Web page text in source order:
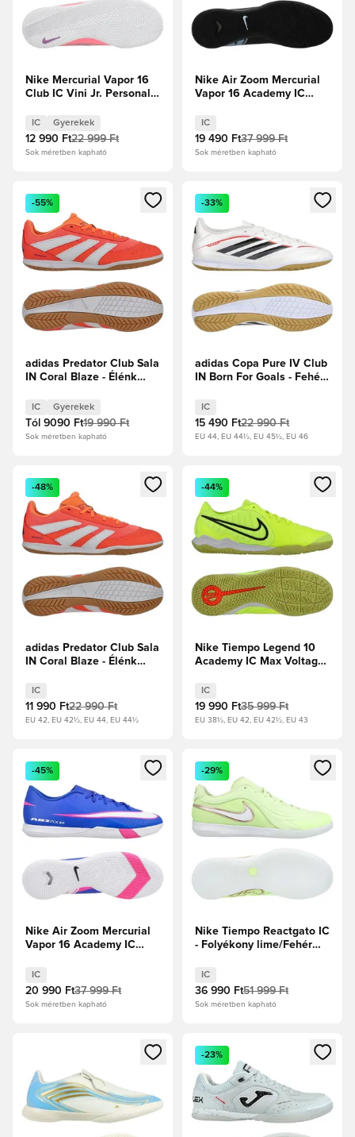
Nike Mercurial Vapor 16
Club IC Vini Jr. Personal
energia/Old Royal Gyerek
IC Gyerekek
12 990 Ft22 999 Ft
Sok méretben kapható
Nike Air Zoom Mercurial
Vapor 16 Academy IC
IC
19 490 Ft37 999 Ft
Sok méretben kapható
Megnyit egy modált a bejelentkezéshez vagy a tagként
-55%
adidas Predator Club Sala
IN Coral Blaze - Élénk
cipők/Ragyogó narancs
Gyerek
IC Gyerekek
Tól 9090 Ft19 990 Ft
Sok méretben kapható
Megnyit egy modált a
-33%
adidas Copa Pure IV Club
IN Born For Goals - Fehér
Black/Élénkpiros
IC
15 490 Ft22 990 Ft
EU 44, EU 44½, EU 45½, EU 46
Megnyit egy modált a bejelentkezéshez vagy a tagként
-48%
adidas Predator Club Sala
IN Coral Blaze - Élénk
cipők/Ragyogó narancs
IC
11 990 Ft22 990 Ft
EU 42, EU 42½, EU 44, EU 44½
Megnyit egy modált a
-44%
Nike Tiempo Legend 10
Academy IC Max Voltage
IC
19 990 Ft35 999 Ft
EU 38½, EU 42, EU 42½, EU 43
Megnyit egy modált a bejelentkezéshez vagy a tagként
-45%
Nike Air Zoom Mercurial
Vapor 16 Academy IC
IC
20 990 Ft37 999 Ft
Sok méretben kapható
Megnyit egy modált a
-29%
Nike Tiempo Reactgato IC
- Folyékony lime/Fehér
IC
36 990 Ft51 999 Ft
Sok méretben kapható
Megnyit egy modált a bejelentkezéshez vagy a tagként
Megnyit egy modált a
-23%